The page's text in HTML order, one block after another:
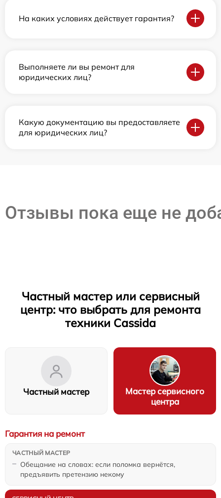
На каких условиях действует гарантия?
Выполняете ли вы ремонт для
юридических лиц?
Какую документацию вы предоставляете
для юридических лиц?
Отзывы пока еще не
Частный мастер или сервисный
центр: что выбрать для ремонта
техники Cassida
Частный мастер
Мастер сервисного
центра
Обещание на словах: если поломка вернётся,
предъявить претензию некому
Гарантия на ремонт